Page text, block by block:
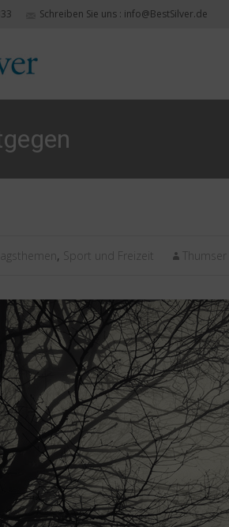
Schreiben Sie uns : info@BestSilver.de
, Sport und Freizeit Thumser